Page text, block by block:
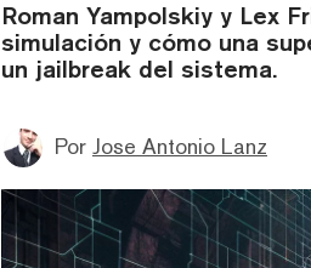
Roman Yampolskiy y Lex
simulación y cómo una
un jailbreak del sistema.
Por Jose Antonio Lanz